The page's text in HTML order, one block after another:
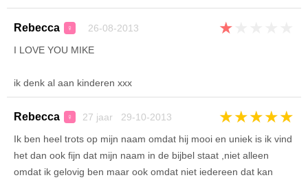
Rebecca ♀ 26-08-2013 ★
I LOVE YOU MIKE
ik denk al aan kinderen xxx
Rebecca ♀ 27 jaar 29-10-2013 ★★★★★
Ik ben heel trots op mijn naam omdat hij mooi en uniek is ik vind
het dan ook fijn dat mijn naam in de bijbel staat ,niet alleen
omdat ik gelovig ben maar ook omdat niet iedereen dat kan